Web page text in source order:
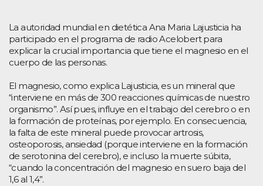
La autoridad mundial en dietética Ana Maria Lajusticia ha
participado en el programa de radio Acelobert para
explicar la crucial importancia que tiene el magnesio en el
cuerpo de las personas.
El magnesio, como explica Lajusticia, es un mineral que
“interviene en más de 300 reacciones químicas de nuestro
organismo”. Así pues, influye en el trabajo del cerebro o en
la formación de proteínas, por ejemplo. En consecuencia,
la falta de este mineral puede provocar artrosis,
osteoporosis, ansiedad (porque interviene en la formación
de serotonina del cerebro), e incluso la muerte súbita,
“cuando la concentración del magnesio en suero baja del
1,6 al 1,4”.